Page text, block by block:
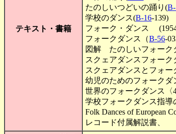
テキスト・書籍
たのしいつどいの踊り(
学校のダンス(B-16-139)
フォーク・ダンス
フォークダンス（B-56-
図解 たのしいフォーク
スクェアダンスフォーク
スクェアダンスとフォー
幼児のためのフォークダ
世界のフォークダンス〈
学校フォークダンス指導
Folk Dances of European
レコード付属解説書、